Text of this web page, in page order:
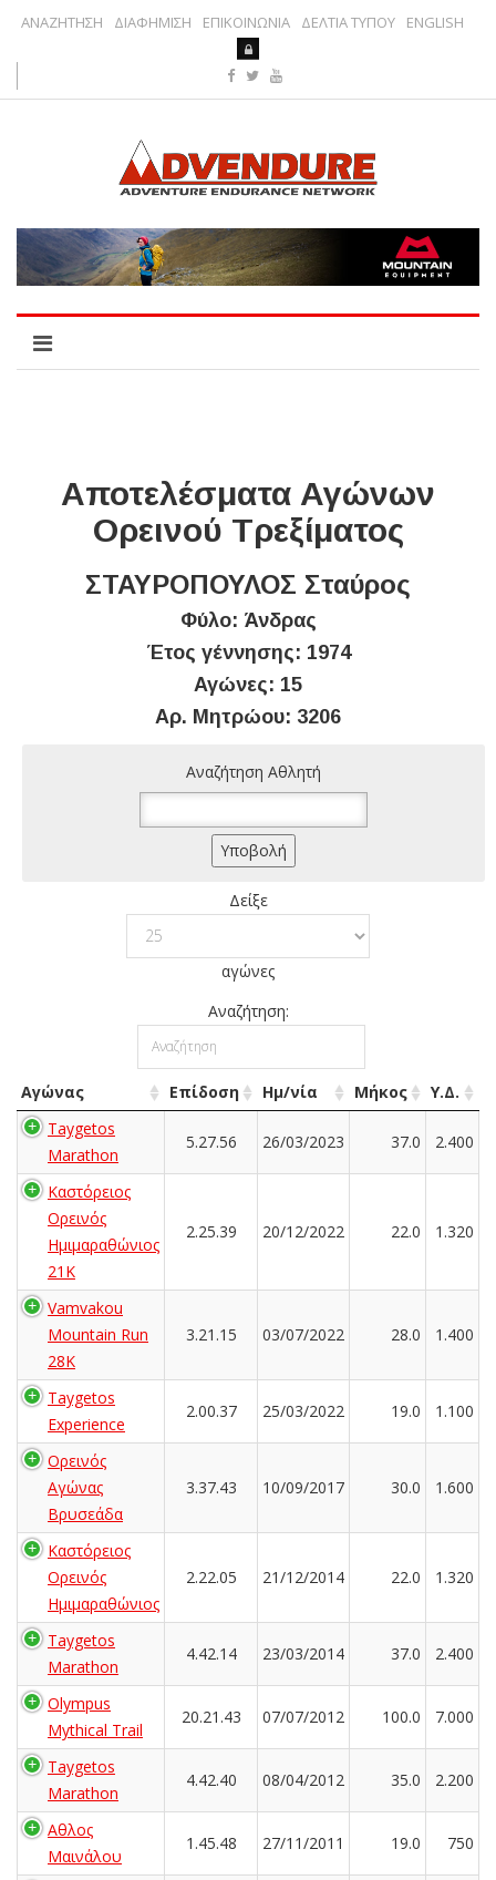
ΑΝΑΖΗΤΗΣΗ ΔΙΑΦΗΜΙΣΗ ΕΠΙΚΟΙΝΩΝΙΑ ΔΕΛΤΙΑ ΤΥΠΟΥ ENGLISH
Αποτελέσματα Αγώνων
Ορεινού Τρεξίματος
ΣΤΑΥΡΟΠΟΥΛΟΣ Σταύρος
Φύλο: Άνδρας
Έτος γέννησης: 1974
Αγώνες: 15
Αρ. Μητρώου: 3206
Αναζήτηση Αθλητή
Δείξε
αγώνες
Αναζήτηση:
Αγώνας Επίδοση Ημ/νία Μήκος
Υ.Δ.
Taygetos
Marathon
5.27.56 26/03/2023 37.0 2.400
Καστόρειος
Ορεινός
Ημιμαραθώνιος
21Κ
2.25.39 20/12/2022 22.0 1.320
Vamvakou
Mountain Run
28Κ
3.21.15 03/07/2022 28.0 1.400
Taygetos
Experience
2.00.37 25/03/2022 19.0 1.100
Ορεινός
Αγώνας
Βρυσεάδα
3.37.43 10/09/2017 30.0 1.600
Καστόρειος
Ορεινός
Ημιμαραθώνιος
2.22.05 21/12/2014 22.0 1.320
Taygetos
Marathon
4.42.14 23/03/2014 37.0 2.400
Olympus
Mythical Trail
20.21.43 07/07/2012 100.0 7.000
Taygetos
Marathon
4.42.40 08/04/2012 35.0 2.200
Αθλος
Μαινάλου
1.45.48 27/11/2011 19.0 750